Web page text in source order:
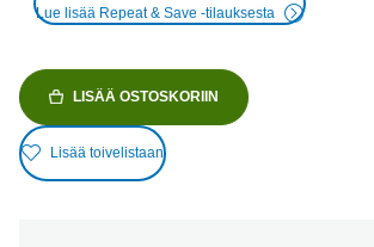
Lue lisää Repeat & Save -tilauksesta
LISÄÄ OSTOSKORIIN
Lisää toivelistaan